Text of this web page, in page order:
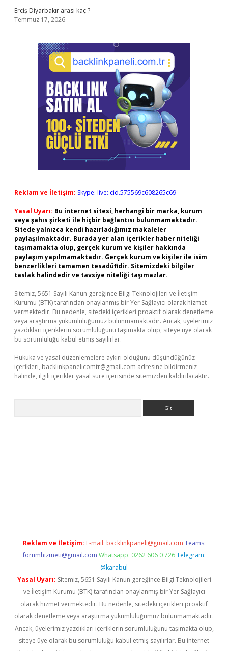
Erciş Diyarbakır arası kaç ?
Temmuz 17, 2026
Reklam ve İletişim: Skype: live:.cid.575569c608265c69
Yasal Uyarı: Bu internet sitesi, herhangi bir marka, kurum
veya şahıs şirketi ile hiçbir bağlantısı bulunmamaktadır.
Sitede yalnızca kendi hazırladığımız makaleler
paylaşılmaktadır. Burada yer alan içerikler haber niteliği
taşımamakta olup, gerçek kurum ve kişiler hakkında
paylaşım yapılmamaktadır. Gerçek kurum ve kişiler ile isim
benzerlikleri tamamen tesadüfidir. Sitemizdeki bilgiler
taslak halindedir ve tavsiye niteliği taşımazlar.
Sitemiz, 5651 Sayılı Kanun gereğince Bilgi Teknolojileri ve İletişim
Kurumu (BTK) tarafından onaylanmış bir Yer Sağlayıcı olarak hizmet
vermektedir. Bu nedenle, sitedeki içerikleri proaktif olarak denetleme
veya araştırma yükümlülüğümüz bulunmamaktadır. Ancak, üyelerimiz
yazdıkları içeriklerin sorumluluğunu taşımakta olup, siteye üye olarak
bu sorumluluğu kabul etmiş sayılırlar.
Hukuka ve yasal düzenlemelere aykırı olduğunu düşündüğünüz
içerikleri, backlinkpanelicomtr@gmail.com adresine bildirmeniz
halinde, ilgili içerikler yasal süre içerisinde sitemizden kaldırılacaktır.
Reklam ve İletişim: E-mail: backlinkpaneli@gmail.com Teams:
forumhizmeti@gmail.com Whatsapp: 0262 606 0 726 Telegram:
@karabul
Yasal Uyarı: Sitemiz, 5651 Sayılı Kanun gereğince Bilgi Teknolojileri
ve İletişim Kurumu (BTK) tarafından onaylanmış bir Yer Sağlayıcı
olarak hizmet vermektedir. Bu nedenle, sitedeki içerikleri proaktif
olarak denetleme veya araştırma yükümlülüğümüz bulunmamaktadır.
Ancak, üyelerimiz yazdıkları içeriklerin sorumluluğunu taşımakta olup,
siteye üye olarak bu sorumluluğu kabul etmiş sayılırlar. Bu internet